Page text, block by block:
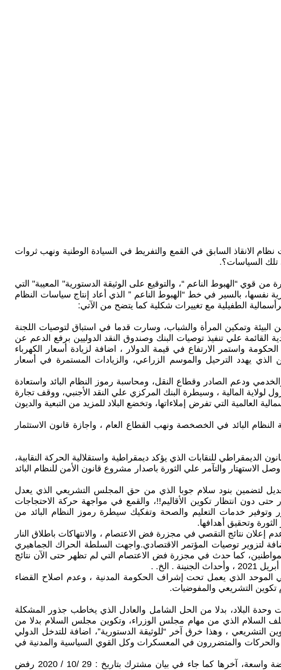
نظام الانقاذ السابق في القمع والتفريط في السيادة الوطنية ونهب ثروات
تلك السياسات؟.
قوي “الهبوط الناعم “، والتوقيع على الوثيقة الدستورية" المعيبة" التي
نفسها، بالسير في خط “الهبوط الناعم ” الذي أعاد إنتاج سياسات النظام
الطفيلية مع تغييرات شكلية كما يتضح من الآتي:
وتمكين المرأة والشباب، وسارت قدما في استباق لتوصيات اللجنة
القائمة علي تنفيذ توصيات البنك وصندوق النقد الدوليين برفع الدعم عن
واستمر الارتفاع في قيمة الدولار ، اضافة لزيادة أسعار الكهرباء
يهدد الترحيل والموسم الزراعي، والزيادات المستمرة في أسعار
ودعم الصادر وقطاع النقل، ومحاسبة رموز النظام البائد واستعادة
لولاية المالية ، وسيطرة البنك المركزي علي النقد الأجنبي، ووقف تجارة
العالمية التي تفرض إملاءاتها، وتخضع البلاد للمزيد من التبعية والديون
2021 الذي يؤدي الي الاستمرار في سياسة النظام البائد في الخصخصة ونهب القطاع العام ، واجازة قانون الاستثمار
2010 ” قانون المنشأة”، وعدم اجازة القانون الديمقراطي للنقابات الذي يؤكد ديمقراطية واستقلالية الحركة النقابية،
بل وصل الاستهتار والتآمر علي الثورة باصدار مشروع قانون الأمن للنظام البائد
لتضمين بنود سلام جوبا الذي من حق المجلس التشريعي الذي يعدل
حتى دون انتظار تكوين الأقاليم!!، والقمع في مواجهة حركة الاحتجاجات
وتوفير خدمات التعليم والصحة وتفكيك سيطرة رموز النظام البائد من
وتحقيق أهدافها.
نتائج التقصي في مجزرة فض الاعتصام ، والانتهاكات باطلاق النار
لتزوير توصيات المؤتمر الاقتصادي.واجهت السلطة الحراك الجماهيري
كما حدث في مجزرة فض الاعتصام التي لم تظهر حتى الآن نتائج
الذي يعمل تحت إشراف الحكومة المدنية ، وعدم اصلاح القضاء
تكوين التشريعي والمفوضيات.
وحدة البلاد، بدلا من الحل الشامل والعادل الذي يخاطب جذور المشكلة
ملف السلام الذي من مهام مجلس الوزراء، وتكوين مجلس السلام بدلا من
التشريعي ، وهذا خرق آخر “للوثيقة الدستورية”، اضافة للتدخل الدولي
والمتضررون في المعسكرات وكل القوي السياسية والمدنية في
كانت النتيجة التوقيع غلي اتفاق جوبا الجزئي الذي لم يشمل حركات عبد الواحد والحلو . الخ، ووجد معارضة واسعة، آخرها كما جاء في بيان مشترك بتاريخ : 29 /10 / 2020 رفض